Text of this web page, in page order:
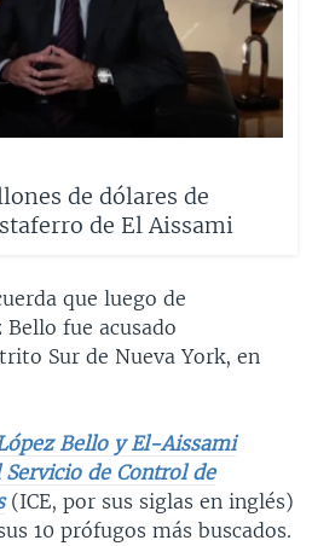
de dólares de
de El Aissami
que luego de
fue acusado
Sur de Nueva York, en
Bello y El-Aissami
de Control de
(ICE, por sus siglas en inglés)
10 prófugos más buscados.